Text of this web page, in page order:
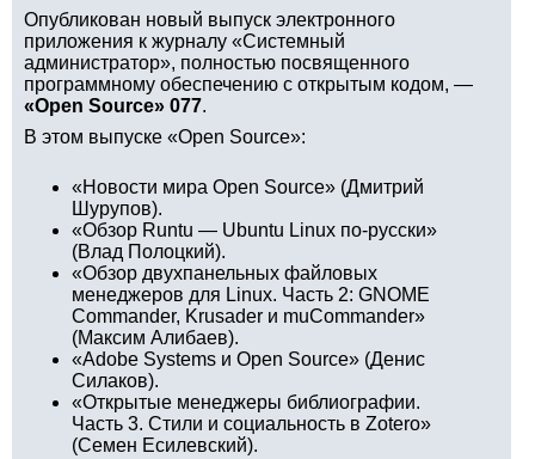
Опубликован новый выпуск электронного
приложения к журналу «Системный
администратор», полностью посвященного
программному обеспечению с открытым кодом, —
«Open Source» 077.
В этом выпуске «Open Source»:
«Новости мира Open Source» (Дмитрий
Шурупов).
«Обзор Runtu — Ubuntu Linux по-русски»
(Влад Полоцкий).
«Обзор двухпанельных файловых
менеджеров для Linux. Часть 2: GNOME
Commander, Krusader и muCommander»
(Максим Алибаев).
«Adobe Systems и Open Source» (Денис
Силаков).
«Открытые менеджеры библиографии.
Часть 3. Стили и социальность в Zotero»
(Семен Есилевский).